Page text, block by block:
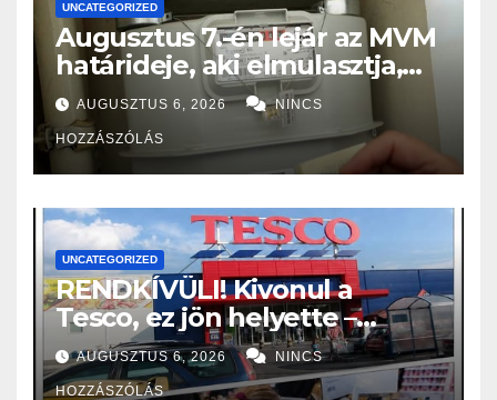
UNCATEGORIZED
Augusztus 7.-én lejár az MVM
határideje, aki elmulasztja,
nagy bajba kerülhet!
AUGUSZTUS 6, 2026 NINCS
HOZZÁSZÓLÁS
UNCATEGORIZED
RENDKÍVÜLI! Kivonul a
Tesco, ez jön helyette –
Hatalmas a felháborodás az
országban:
AUGUSZTUS 6, 2026 NINCS
HOZZÁSZÓLÁS